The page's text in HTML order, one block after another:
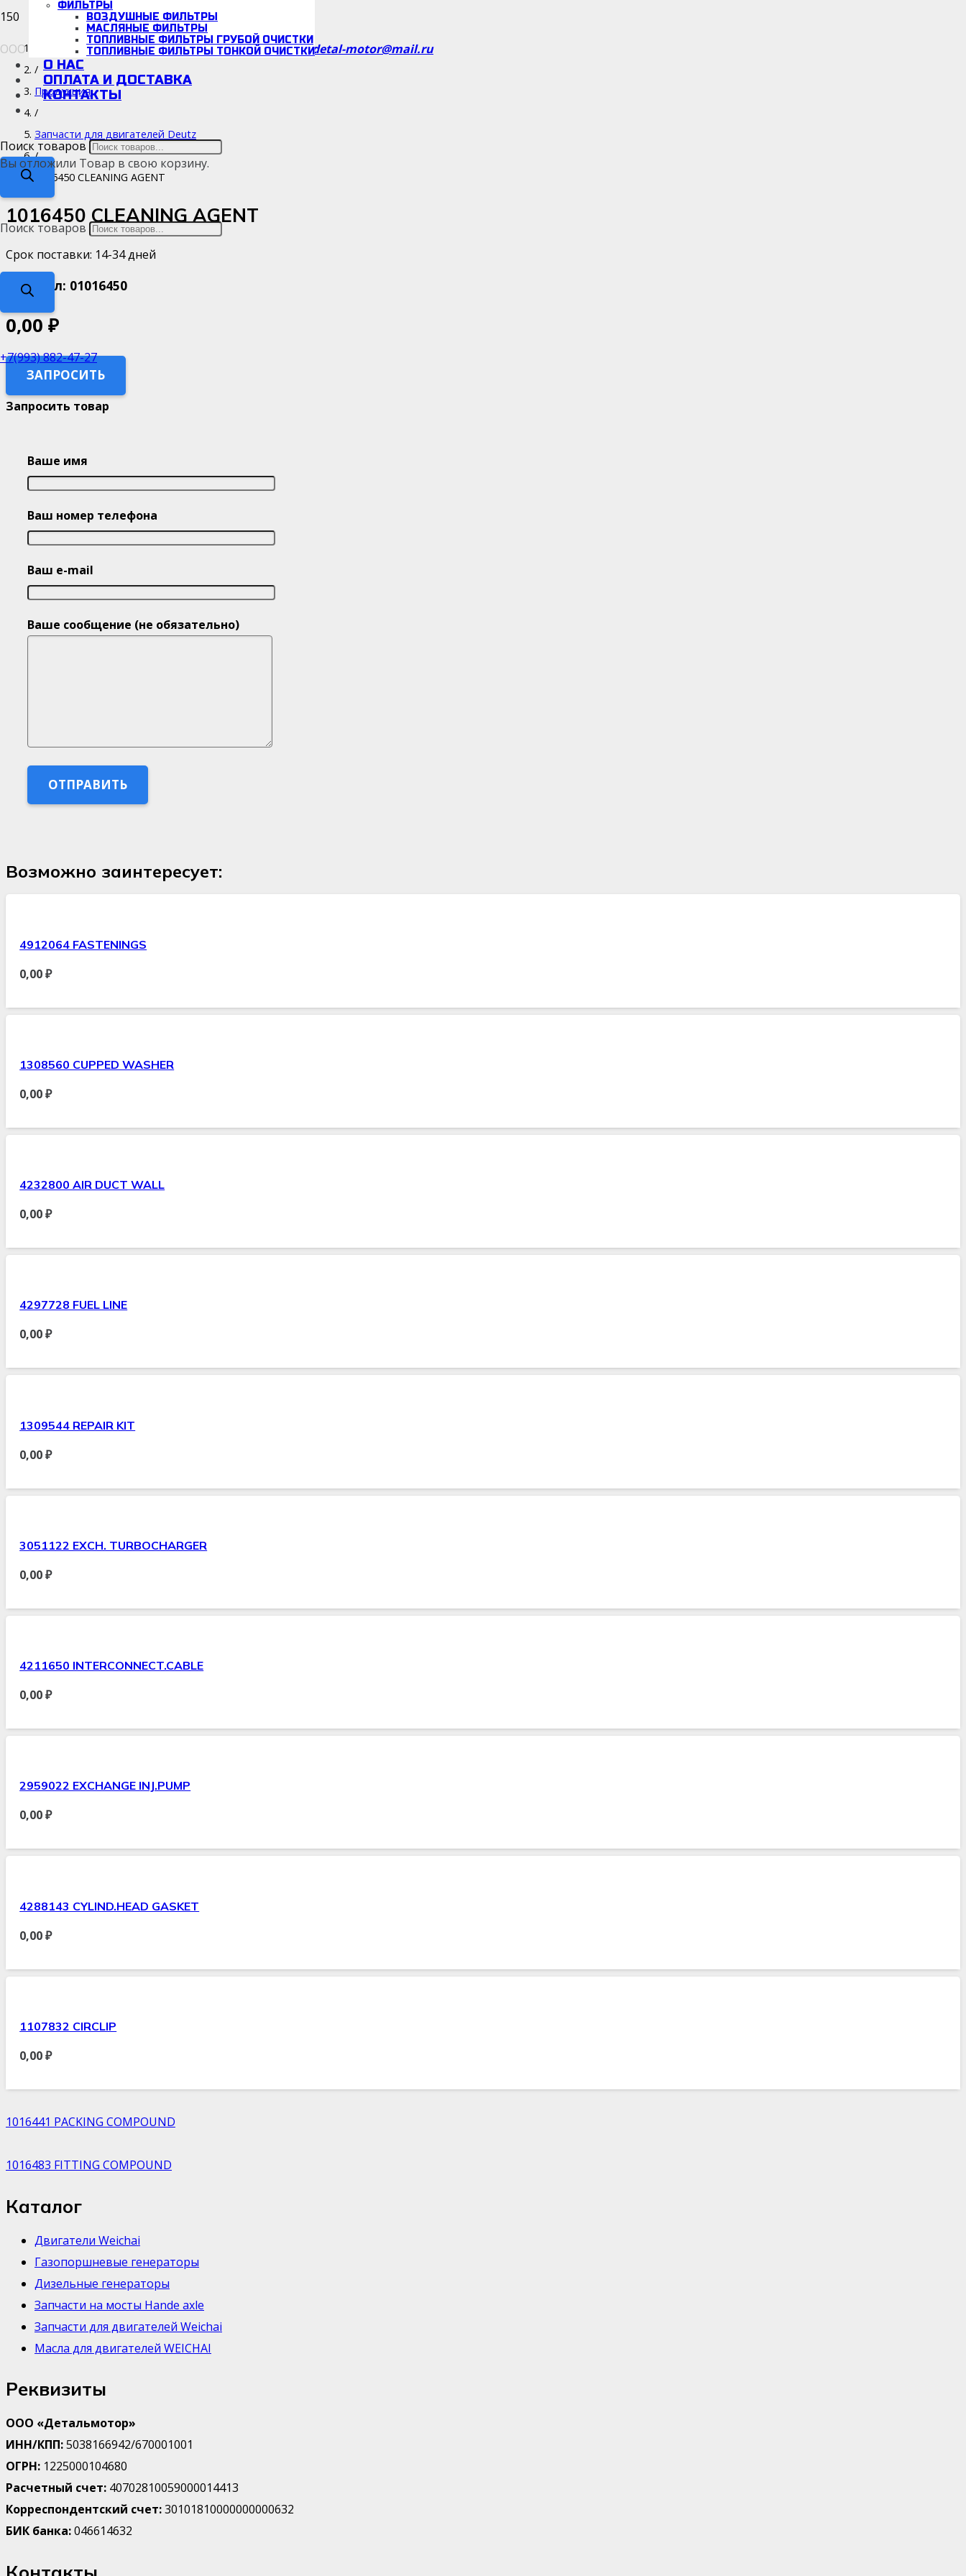
ООО «Детальмотор», ИНН/КПП: 5038166942/670001001detal-motor@mail.ru
ФИЛЬТРЫ
ВОЗДУШНЫЕ ФИЛЬТРЫ
МАСЛЯНЫЕ ФИЛЬТРЫ
ТОПЛИВНЫЕ ФИЛЬТРЫ ГРУБОЙ ОЧИСТКИ
ТОПЛИВНЫЕ ФИЛЬТРЫ ТОНКОЙ ОЧИСТКИ
О НАС
ОПЛАТА И ДОСТАВКА
КОНТАКТЫ
Вы отложили Товар в свою корзину.
Поиск товаров
+7(993) 882-47-27
Поиск товаров
/
Продукция
/
Запчасти для двигателей Deutz
/
1016450 CLEANING AGENT
1016450 CLEANING AGENT
Срок поставки: 14-34 дней
Артикул: 01016450
0,00 ₽
ЗАПРОСИТЬ
Запросить товар
Ваше имя
Ваш номер телефона
Ваш e-mail
Ваше сообщение (не обязательно)
Возможно заинтересует:
4912064 FASTENINGS
0,00₽
1308560 CUPPED WASHER
0,00₽
4232800 AIR DUCT WALL
0,00₽
4297728 FUEL LINE
0,00₽
1309544 REPAIR KIT
0,00₽
3051122 EXCH. TURBOCHARGER
0,00₽
4211650 INTERCONNECT.CABLE
0,00₽
2959022 EXCHANGE INJ.PUMP
0,00₽
4288143 CYLIND.HEAD GASKET
0,00₽
1107832 CIRCLIP
0,00₽
1016441 PACKING COMPOUND
1016483 FITTING COMPOUND
Каталог
Двигатели Weichai
Газопоршневые генераторы
Дизельные генераторы
Запчасти на мосты Hande axle
Запчасти для двигателей Weichai
Масла для двигателей WEICHAI
Реквизиты
ООО «Детальмотор»
ИНН/КПП:5038166942/670001001
ОГРН: 1225000104680
Расчетный счет: 40702810059000014413
Корреспондентский счет:30101810000000000632
БИК банка:046614632